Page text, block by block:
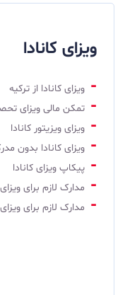
ویزای کانادا
ویزای کانادا از ترکیه
تمکن مالی ویزای
ویزای ویزیتور کانادا
ویزای کانادا بدون
پیکاپ ویزای کانادا
مدارک لازم برای
مدارک لازم برای